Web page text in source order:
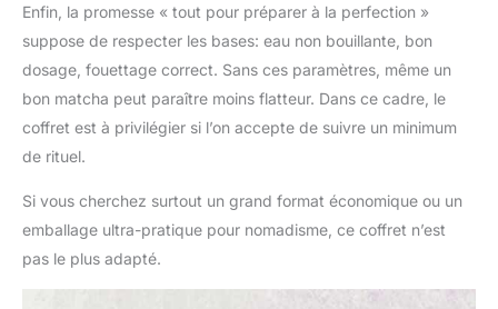
Enfin, la promesse « tout pour préparer à la perfection »
suppose de respecter les bases: eau non bouillante, bon
dosage, fouettage correct. Sans ces paramètres, même un
bon matcha peut paraître moins flatteur. Dans ce cadre, le
coffret est à privilégier si l’on accepte de suivre un minimum
de rituel.
Si vous cherchez surtout un grand format économique ou un
emballage ultra-pratique pour nomadisme, ce coffret n’est
pas le plus adapté.